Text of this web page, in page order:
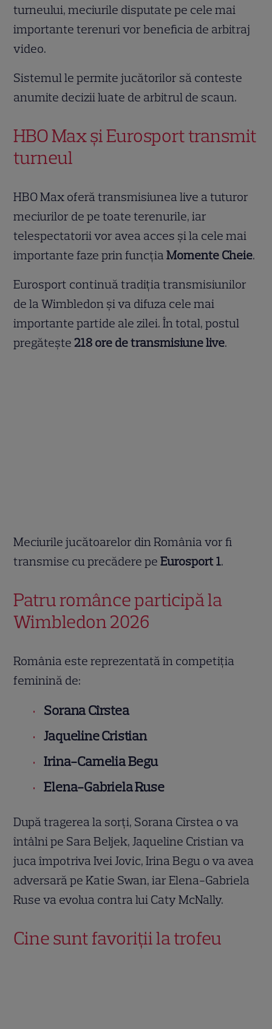
turneului, meciurile disputate pe cele mai
importante terenuri vor beneficia de arbitraj
video.
Sistemul le permite jucătorilor să conteste
anumite decizii luate de arbitrul de scaun.
HBO Max și Eurosport transmit
turneul
HBO Max oferă transmisiunea live a tuturor
meciurilor de pe toate terenurile, iar
telespectatorii vor avea acces și la cele mai
importante faze prin funcțiaMomente Cheie.
Eurosport continuă tradiția transmisiunilor
de la Wimbledon și va difuza cele mai
importante partide ale zilei. În total, postul
pregătește 218 ore de transmisiune live.
Meciurile jucătoarelor din România vor fi
transmise cu precădere peEurosport 1.
Patru românce participă la
Wimbledon 2026
România este reprezentată în competiția
feminină de:
Sorana Cîrstea
Jaqueline Cristian
Irina-Camelia Begu
Elena-Gabriela Ruse
După tragerea la sorți, Sorana Cîrstea o va
întâlni pe Sara Beljek, Jaqueline Cristian va
juca împotriva Ivei Jovic, Irina Begu o va avea
adversară pe Katie Swan, iar Elena-Gabriela
Ruse va evolua contra lui Caty McNally.
Cine sunt favoriții la trofeu